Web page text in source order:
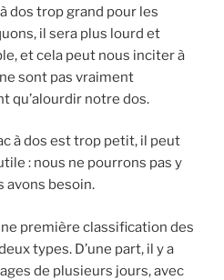
dos trop grand pour les
il sera plus lourd et
et cela peut nous inciter à
sont pas vraiment
qu’alourdir notre dos.
à dos est trop petit, il peut
: nous ne pourrons pas y
avons besoin.
première classification des
types. D’une part, il y a
de plusieurs jours, avec